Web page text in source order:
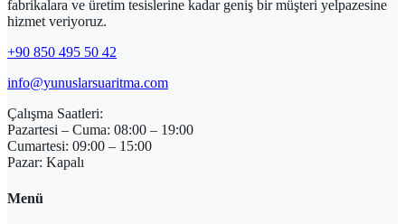
fabrikalara ve üretim tesislerine kadar geniş bir müşteri yelpazesine
hizmet veriyoruz.
+90 850 495 50 42
info@yunuslarsuaritma.com
Çalışma Saatleri:
Pazartesi – Cuma: 08:00 – 19:00
Cumartesi: 09:00 – 15:00
Pazar: Kapalı
Menü